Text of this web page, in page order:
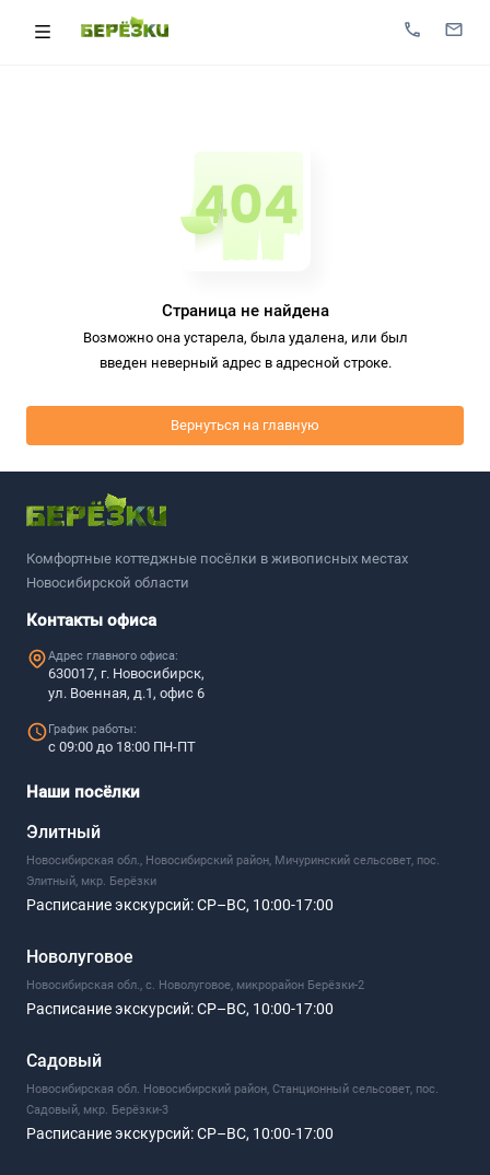
Страница не найдена
Возможно она устарела, была удалена, или был
введен неверный адрес в адресной строке.
Вернуться на главную
Комфортные коттеджные посёлки в живописных местах
Новосибирской области
Контакты офиса
Адрес главного офиса:
630017, г. Новосибирск,
ул. Военная, д.1, офис 6
График работы:
с 09:00 до 18:00 ПН-ПТ
Наши посёлки
Элитный
Новосибирская обл., Новосибирский район, Мичуринский сельсовет, пос.
Элитный, мкр. Берёзки
Расписание экскурсий:СР–ВС, 10:00-17:00
Новолуговое
Новосибирская обл., с. Новолуговое, микрорайон Берёзки-2
Расписание экскурсий:СР–ВС, 10:00-17:00
Садовый
Новосибирская обл. Новосибирский район, Станционный сельсовет, пос.
Садовый, мкр. Берёзки-3
Расписание экскурсий:СР–ВС, 10:00-17:00